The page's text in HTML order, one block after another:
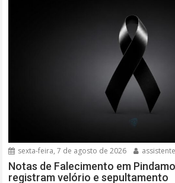
sexta-feira, 7 de agosto de 2026 assistente
Notas de Falecimento em
registram velório e sepultamento